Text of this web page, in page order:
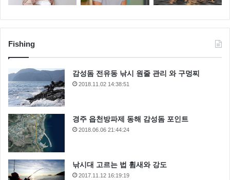
Fishing
감성돔 전유동 낚시 원줄 관리 와 구멍찌
2018.11.02 14:38:51
경주 읍천방파제 동해 감성돔 포인트
2018.06.06 21:44:24
낚시대 고르는 법 휨새와 강도
2017.11.12 16:19:19